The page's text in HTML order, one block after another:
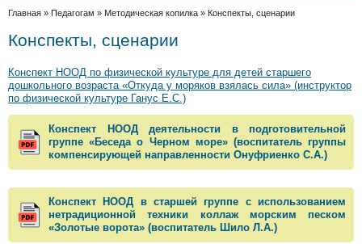
Вы здесь
Главная » Педагогам » Методическая копилка » Конспекты, сценарии
Конспекты, сценарии
Конспект НООД по физической культуре для детей старшего
дошкольного возраста «Откуда у моряков взялась сила» (инструктор
по физической культуре Ганус Е.С.)
Конспект НООД деятельности в подготовительной
группе «Беседа о Черном море» (воспитатель группы
компенсирующей направленности Онуфриенко С.А.)
Конспект НООД в старшей группе с использованием
нетрадиционной техники коллаж морским песком
«Золотые ворота» (воспитатель Шило Л.А.)